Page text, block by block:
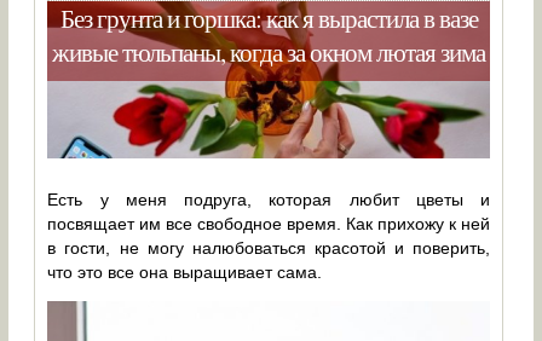
Без грунта и горшка: как я вырастила в вазе
живые тюльпаны, когда за окном лютая зима
Есть у меня подруга, которая любит цветы и
посвящает им все свободное время. Как прихожу к ней
в гости, не могу налюбоваться красотой и поверить,
что это все она выращивает сама.